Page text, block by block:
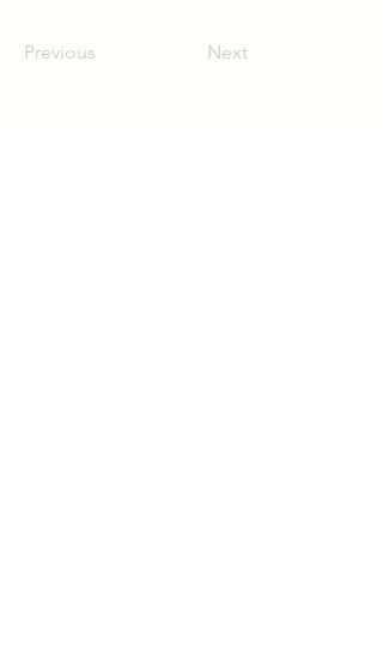
Previous Next